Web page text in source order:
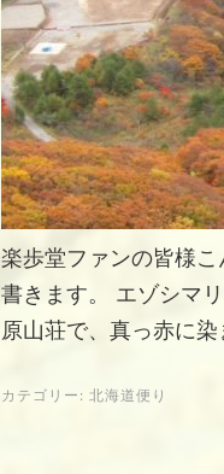
楽歩堂ファンの皆様
書きます。 エゾシマ
原山荘で、真っ赤に
カテゴリー: 北海道便り